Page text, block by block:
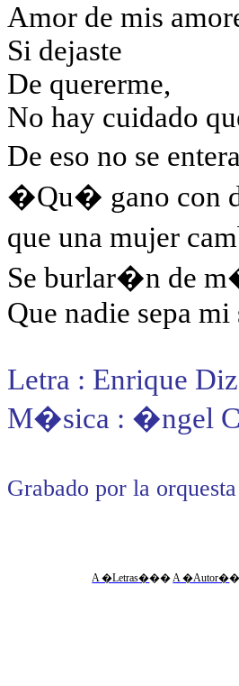
Amor de mis
Si dejaste
De quererme,
No hay cuidado
De eso no se
�Qu� gano con
que una mujer
Se burlar�n de
Que nadie sepa
Letra : Enrique
M�sica : �ngel
Grabado por la
A �Letras���A �Autor�